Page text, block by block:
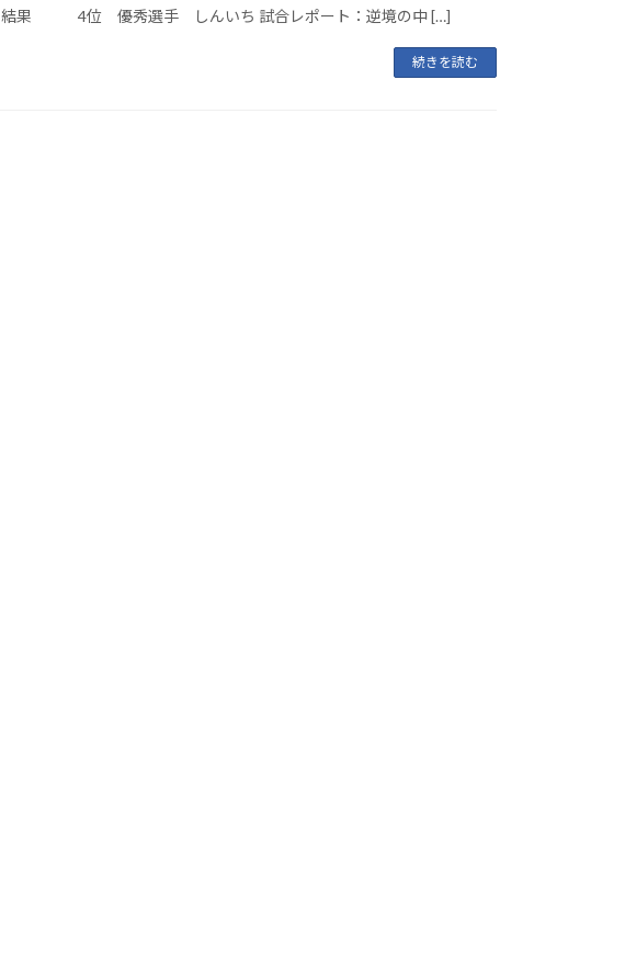
結果 4位 優秀選手 しんいち 試合レポート：逆境の中 […]
続きを読む